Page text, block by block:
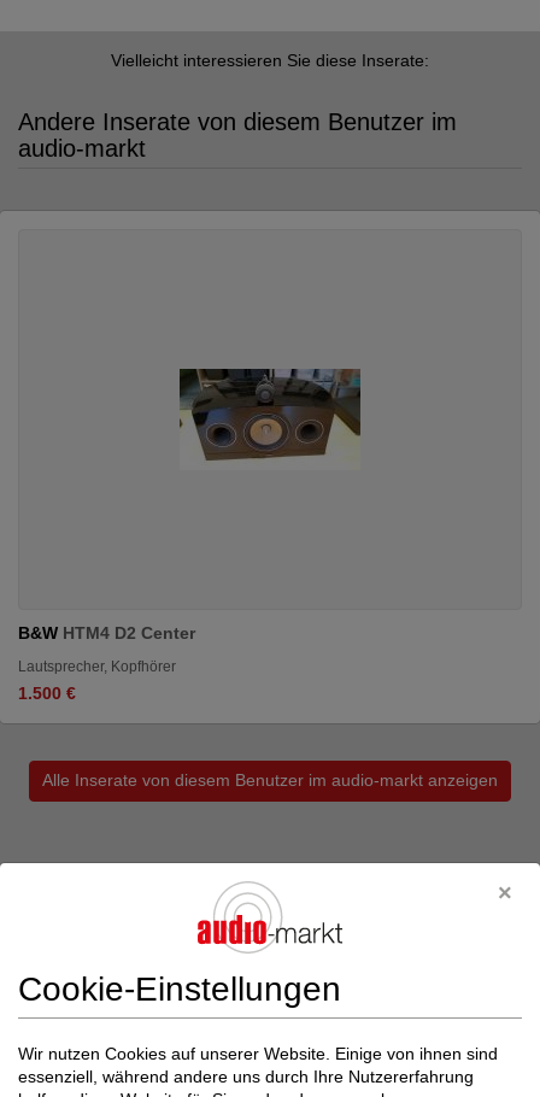
Vielleicht interessieren Sie diese Inserate:
Andere Inserate von diesem Benutzer im
audio-markt
B&W HTM4 D2 Center
Lautsprecher, Kopfhörer
1.500 €
Alle Inserate von diesem Benutzer im audio-markt anzeigen
Vorverstärker / Prozessor im audio-markt (neu
Cookie-Einstellungen
Wir nutzen Cookies auf unserer Website. Einige von ihnen sind
essenziell, während andere uns durch Ihre Nutzererfahrung